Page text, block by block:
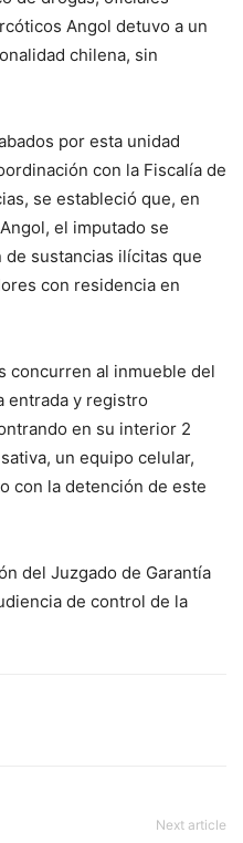
Angol detuvo a un
chilena, sin
por esta unidad
con la Fiscalía de
se estableció que, en
el imputado se
sustancias ilícitas que
con residencia en
concurren al inmueble del
entrada y registro
en su interior 2
un equipo celular,
con la detención de este
del Juzgado de Garantía
de control de la
Next article